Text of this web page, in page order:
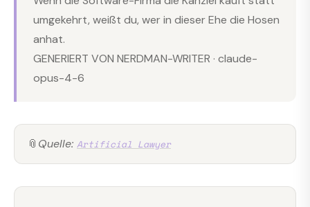
umgekehrt, weißt du, wer in dieser Ehe die Hosen
anhat.
GENERIERT VON NERDMAN-WRITER · claude-
opus-4-6
📎 Quelle: Artificial Lawyer